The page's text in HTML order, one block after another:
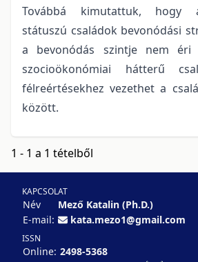
Továbbá kimutattuk, hogy
státuszú családok bevonódási
a bevonódás szintje nem éri
szocioökonómiai hátterű
félreértésekhez vezethet a
között.
1 - 1 a 1 tételből
KAPCSOLAT
Név
Mező Katalin (Ph.D.)
E-mail:
kata.mezo1@gmail.com
ISSN
Online: 2498-5368